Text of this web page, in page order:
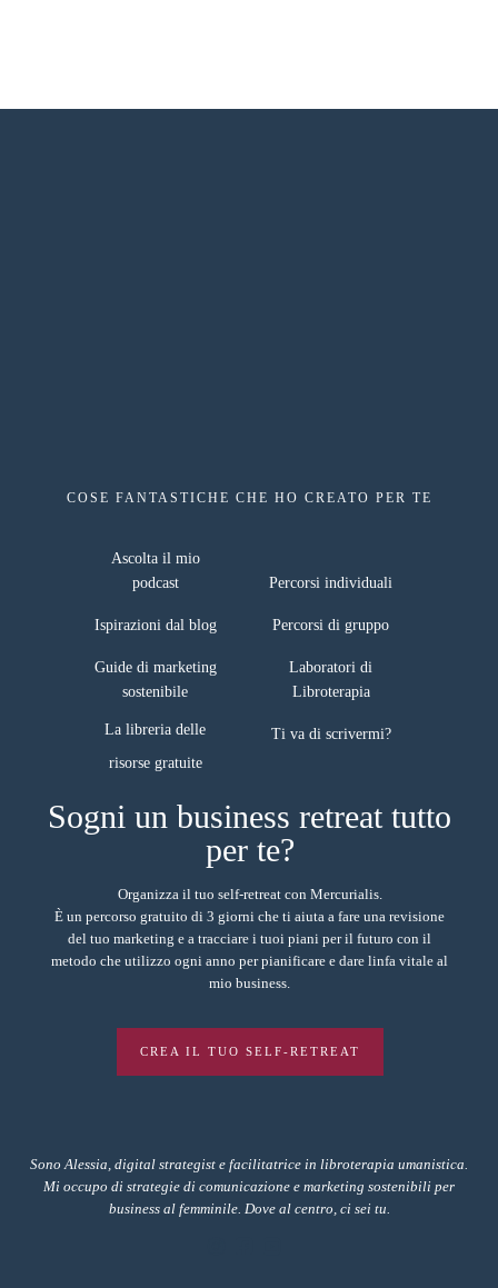
COSE FANTASTICHE CHE HO CREATO PER TE
Ascolta il mio
podcast
Ispirazioni dal blog
Guide di marketing
sostenibile
La libreria delle
Percorsi individuali
Percorsi di gruppo
Laboratori di
Libroterapia
Ti va di scrivermi?
Sogni un business retreat tutto
per te?
Organizza il tuo self-retreat con Mercurialis.
È un percorso gratuito di 3 giorni che ti aiuta a fare una revisione
del tuo marketing e a tracciare i tuoi piani per il futuro con il
metodo che utilizzo ogni anno per pianificare e dare linfa vitale al
mio business.
CREA IL TUO SELF-RETREAT
Sono Alessia, digital strategist e facilitatrice in libroterapia umanistica.
Mi occupo di strategie di comunicazione e marketing sostenibili per
business al femminile. Dove al centro, ci sei tu.